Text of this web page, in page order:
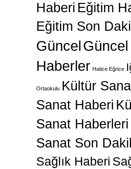
Haberi Eğitim
Eğitim Son
GüncelGüncel
Haberler Hatice Eğrice
Ortaokulu Kültür
Sanat Haberi
Sanat Haberleri
Sanat Son
Sağlık Haberi